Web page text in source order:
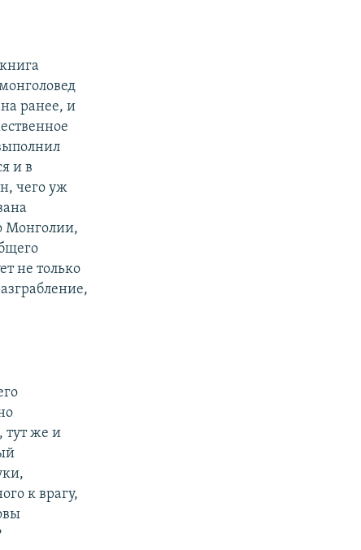
ранее, и
и в
чего уж
Монголии,
не только
тут же и
к врагу,